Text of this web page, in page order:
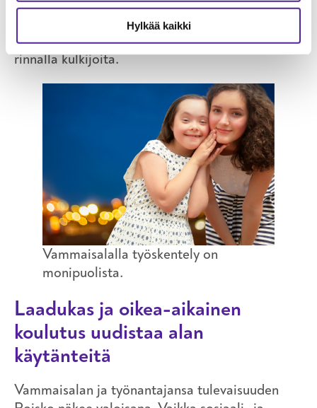
Hylkää kaikki
emme päätä heidän puolestaan.
– Asukkaiden hyvinvointia lisää se, että olemme
rinnalla kulkijoita.
Vammaisalalla työskentely on
monipuolista.
Laadukas ja oikea-aikainen
koulutus uudistaa alan
käytänteitä
Vammaisalan ja työnantajansa tulevaisuuden